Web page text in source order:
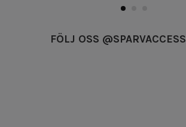
FÖLJ OSS